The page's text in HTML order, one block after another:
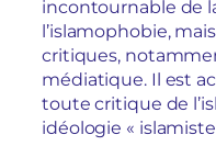
incontournable de
l’islamophobie,
critiques,
médiatique. Il est
toute critique de
idéologie « islamiste